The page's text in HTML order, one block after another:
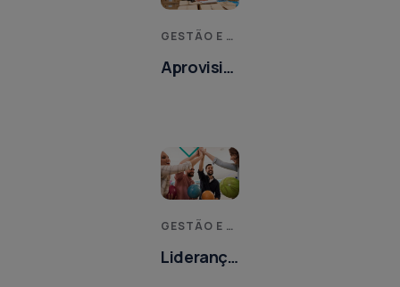
GESTÃO E MELHORIA DE PROCESSOS
Aprovisionamento,
de Stocks
GESTÃO E MELHORIA DE PROCESSOS
Liderança